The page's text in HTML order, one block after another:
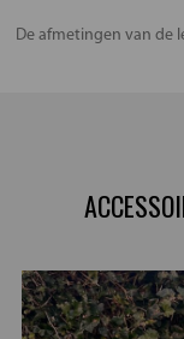
De afmetingen van de